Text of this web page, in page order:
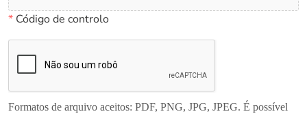
*Código de controlo
Formatos de arquivo aceitos: PDF, PNG, JPG, JPEG. É possível